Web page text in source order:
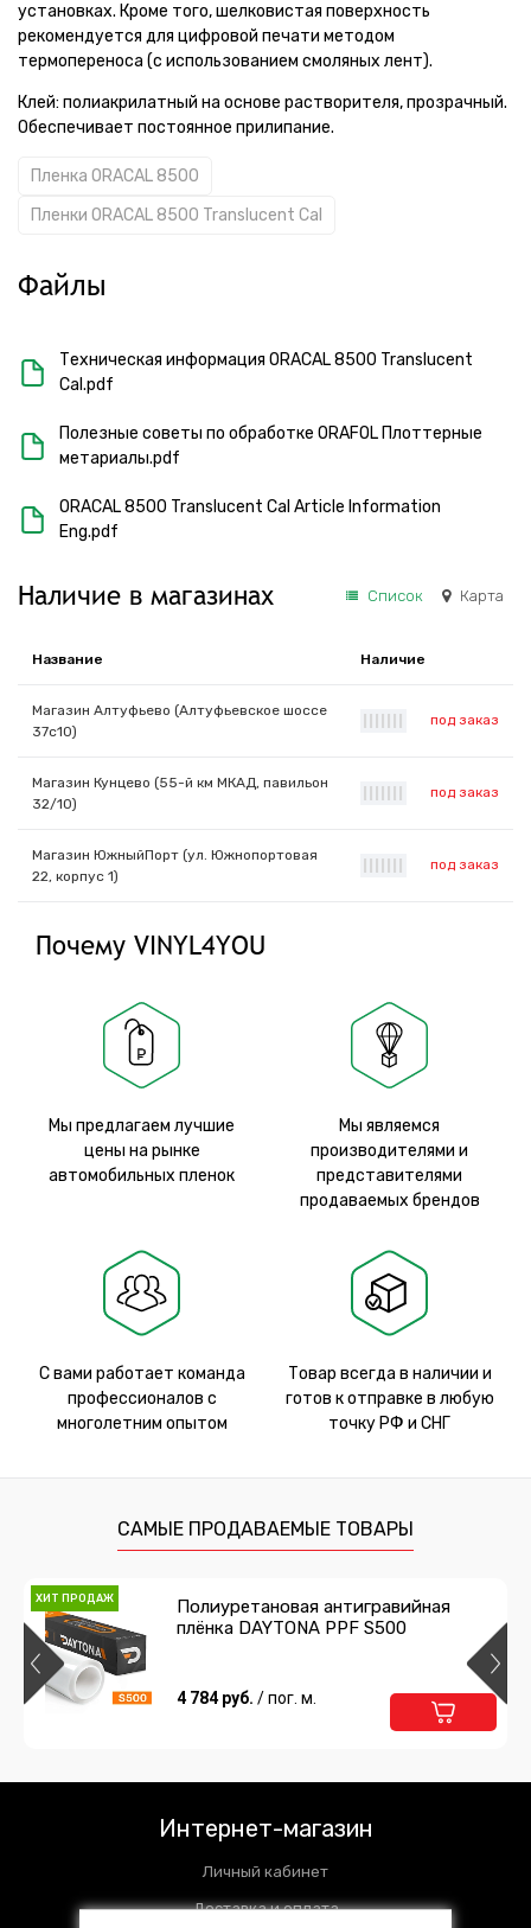
установках. Кроме того, шелковистая поверхность
рекомендуется для цифровой печати методом
термопереноса (с использованием смоляных лент).
Клей: полиакрилатный на основе растворителя, прозрачный.
Обеспечивает постоянное прилипание.
Пленка ORACAL 8500
Пленки ORACAL 8500 Translucent Cal
Файлы
Техническая информация ORACAL 8500 Translucent
Cal.pdf
Полезные советы по обработке ORAFOL Плоттерные
метариалы.pdf
ORACAL 8500 Translucent Cal Article Information
Eng.pdf
Наличие в магазинах Список Карта
Название Наличие
Магазин Алтуфьево (Алтуфьевское шоссе
37с10)
под заказ
Магазин Кунцево (55-й км МКАД, павильон
32/10)
под заказ
Магазин ЮжныйПорт (ул. Южнопортовая
22, корпус 1)
под заказ
Почему VINYL4YOU
Мы предлагаем лучшие
цены на рынке
автомобильных пленок
Мы являемся
производителями и
представителями
продаваемых брендов
С вами работает команда
профессионалов с
многолетним опытом
Товар всегда в наличии и
готов к отправке в любую
точку РФ и СНГ
САМЫЕ ПРОДАВАЕМЫЕ ТОВАРЫ
ХИТ ПРОДАЖ
Полиуретановая антигравийная
плёнка DAYTONA PPF S500
4 784 руб. / пог. м.
Интернет-магазин
Личный кабинет
Доставка и оплата